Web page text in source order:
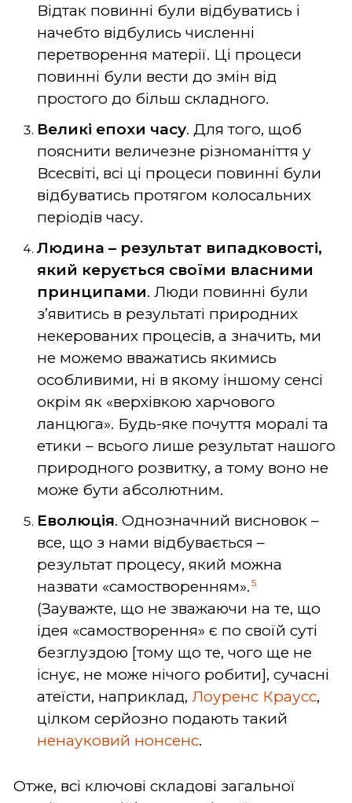
Відтак повинні були відбуватись і
начебто відбулись численні
перетворення матерії. Ці процеси
повинні були вести до змін від
простого до більш складного.
Великі епохи часу. Для того, щоб
пояснити величезне різноманіття у
Всесвіті, всі ці процеси повинні були
відбуватись протягом колосальних
періодів часу.
Людина – результат випадковості,
який керується своїми власними
принципами. Люди повинні були
з’явитись в результаті природних
некерованих процесів, а значить, ми
не можемо вважатись якимись
особливими, ні в якому іншому сенсі
окрім як «верхівкою харчового
ланцюга». Будь-яке почуття моралі та
етики – всього лише результат нашого
природного розвитку, а тому воно не
може бути абсолютним.
Еволюція. Однозначний висновок –
все, що з нами відбувається –
результат процесу, який можна
назвати «самостворенням». 5
(Зауважте, що не зважаючи на те, що
ідея «самостворення» є по своїй суті
безглуздою [тому що те, чого ще не
існує, не може нічого робити], сучасні
атеїсти, наприклад, Лоуренс Краусс,
цілком серйозно подають такий
ненауковий нонсенс.
Отже, всі ключові складові загальної